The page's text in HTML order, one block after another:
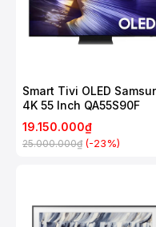
Smart Tivi OLED
4K 55 Inch QA55S90F
19.150.000₫
25.000.000₫ (-23%)